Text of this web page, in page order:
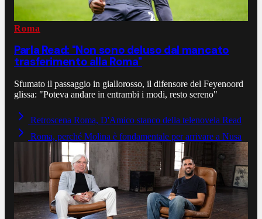
Roma
Parla Read: "Non sono deluso dal mancato
trasferimento alla Roma"
Sfumato il passaggio in giallorosso, il difensore del Feyenoord
glissa: "Poteva andare in entrambi i modi, resto sereno"
Retroscena Roma, D'Amico stanco della telenovela Read
Roma, perché Molina è fondamentale per arrivare a Nusa